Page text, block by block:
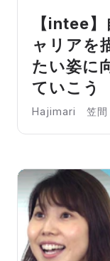
【intee
ャリアを
たい姿に
ていこう
Hajimari 笠間